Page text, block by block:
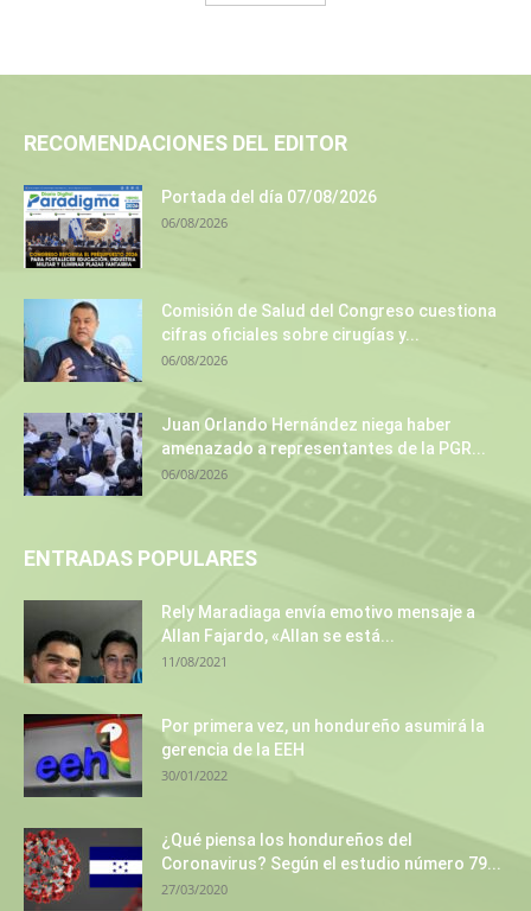
RECOMENDACIONES DEL EDITOR
Portada del día 07/08/2026
06/08/2026
Comisión de Salud del Congreso cuestiona
cifras oficiales sobre cirugías y...
06/08/2026
Juan Orlando Hernández niega haber
amenazado a representantes de la PGR...
06/08/2026
ENTRADAS POPULARES
Rely Maradiaga envía emotivo mensaje a
Allan Fajardo, «Allan se está...
11/08/2021
Por primera vez, un hondureño asumirá la
gerencia de la EEH
30/01/2022
¿Qué piensa los hondureños del
Coronavirus? Según el estudio número 79...
27/03/2020